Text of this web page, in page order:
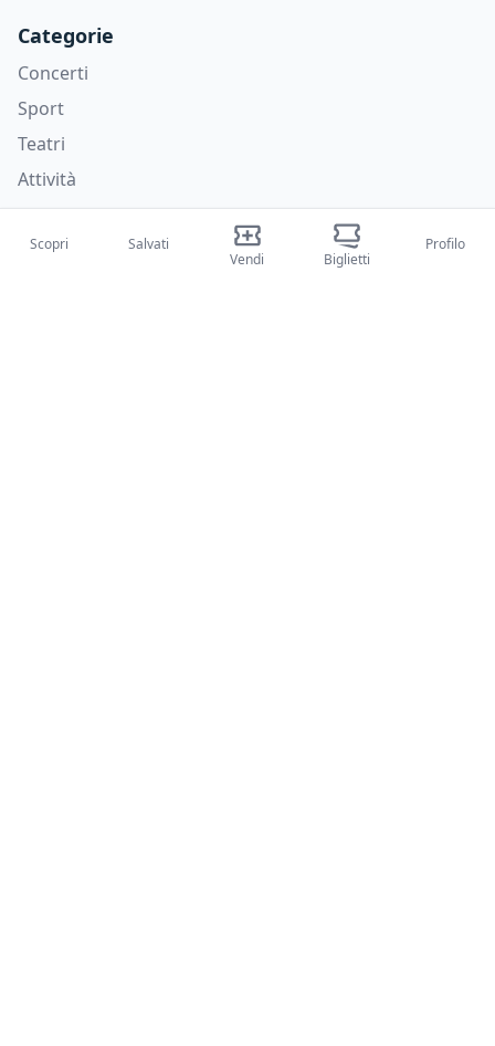
Categorie
Concerti
Sport
Teatri
Attività
Chi siamo
Scopri
Salvati
Vendi
Biglietti
Profilo